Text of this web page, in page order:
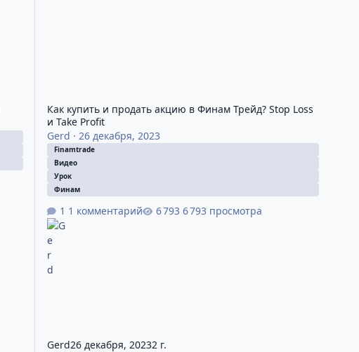
Как купить и продать акцию в Финам Трейд? Stop Loss
и Take Profit
Gerd ·26 декабря, 2023
Finamtrade
Видео
Урок
Финам
1 комментарий 6 793 просмотра
Gerd26 декабря, 20232 г.